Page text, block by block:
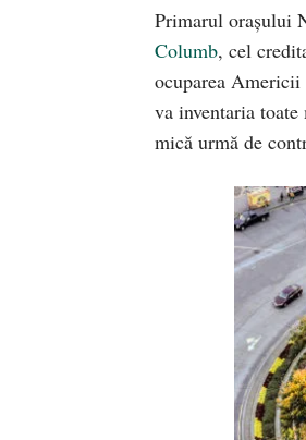
Primarul orașului
Columb, cel
ocuparea Americii
va inventaria
mică urmă de